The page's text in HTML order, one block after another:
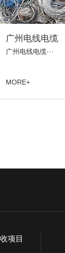
广州电线电缆
广州电线电缆···
MORE+
项目